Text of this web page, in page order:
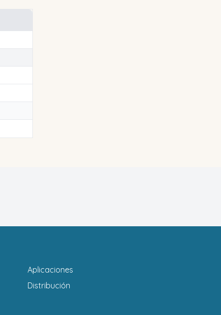
Aplicaciones
Distribución